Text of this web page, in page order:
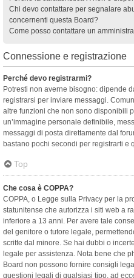
Chi devo contattare per segnalare
concernenti questa Board?
Come posso contattare un
Connessione e registrazione
Perché devo registrarmi?
Potresti non averne bisogno: dipende
registrarsi per inviare messaggi.
altre funzioni che non sono disponibili
un’immagine personale definibile,
messaggi di posta direttamente dal
bastano pochi secondi per registrarti e
Top
Che cosa è COPPA?
COPPA, o Legge sulla Privacy per la
statunitense che autorizza i siti web a
inferiore a 13 anni. Per avere tale
del genitore o tutore legale,
scritte dal minore. Se hai dubbi o
legale per assistenza. Nota bene che
Board non possono fornire consigli
questioni legali di qualsiasi tipo, ad